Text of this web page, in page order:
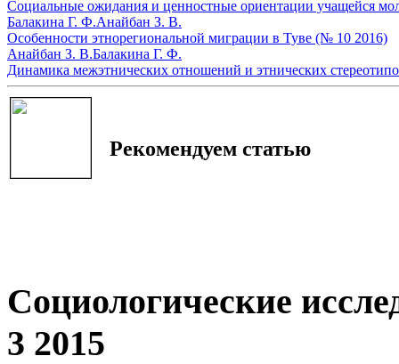
Социальные ожидания и ценностные ориентации учащейся
Балакина Г. Ф.Анайбан З. В.
Особенности этнорегиональной миграции в Туве (№ 10 2016)
Анайбан З. В.Балакина Г. Ф.
Динамика межэтнических отношений и этнических
Рекомендуем статью
Социологические
3 2015